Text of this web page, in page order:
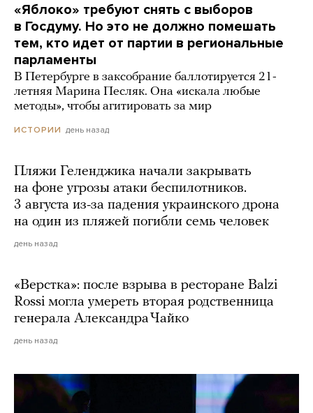
«Яблоко» требуют снять с выборов
в Госдуму. Но это не должно помешать
тем, кто идет от партии в региональные
парламенты
В Петербурге в заксобрание баллотируется 21-
летняя Марина Песляк. Она «искала любые
методы», чтобы агитировать за мир
ИСТОРИИ день назад
Пляжи Геленджика начали закрывать
на фоне угрозы атаки беспилотников.
3 августа из-за падения украинского дрона
на один из пляжей погибли семь человек
день назад
«Верстка»: после взрыва в ресторане Balzi
Rossi могла умереть вторая родственница
генерала Александра Чайко
день назад